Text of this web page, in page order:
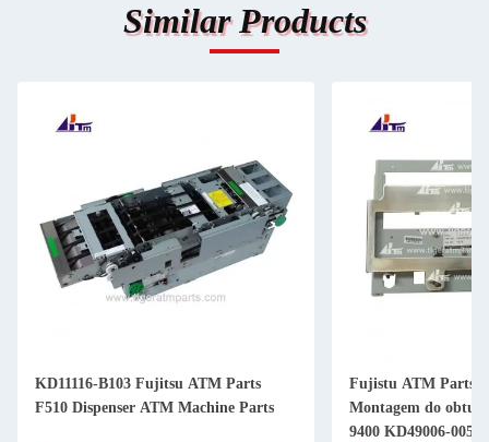
Similar Products
KD11116-B103 Fujitsu ATM Parts
F510 Dispenser ATM Machine Parts
Fujistu ATM Parts
Montagem do
9400 KD49006-0055